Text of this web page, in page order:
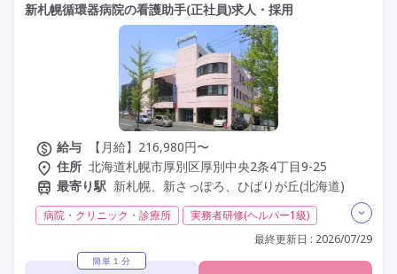
新札幌循環器病院の看護助手(正社員)求人・採用
給与
【月給】216,980円〜
住所 北海道札幌市厚別区厚別中央2条4丁目9-25
最寄り駅 新札幌、新さっぽろ、ひばりが丘(北海道)
病院・クリニック・診療所
実務者研修(ヘルパー1級)
交通費支給
託児所・保育支援あり
年間休日120日以上
最終更新日 : 2026/07/29
簡単１分